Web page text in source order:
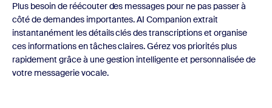
Plus besoin de réécouter des messages pour ne pas passer à
côté de demandes importantes. AI Companion extrait
instantanément les détails clés des transcriptions et organise
ces informations en tâches claires. Gérez vos priorités plus
rapidement grâce à une gestion intelligente et personnalisée de
votre messagerie vocale.